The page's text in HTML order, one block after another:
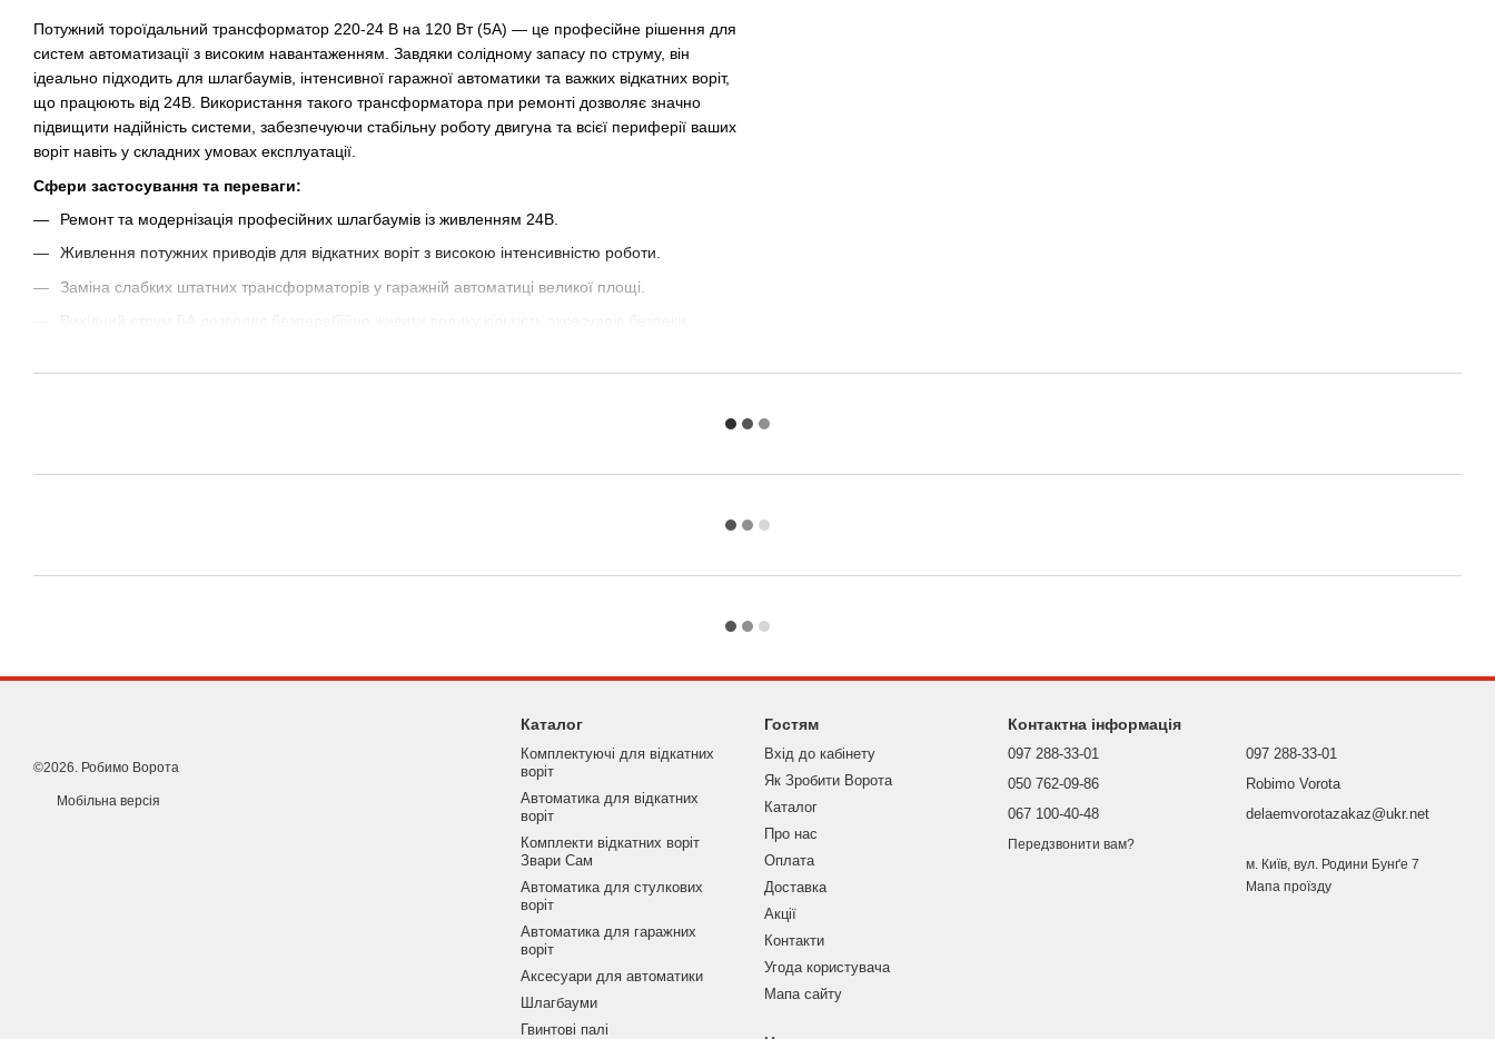
Потужний тороїдальний трансформатор 220-24 В на 120 Вт (5А) — це професійне рішення для
систем автоматизації з високим навантаженням. Завдяки солідному запасу по струму, він
ідеально підходить для шлагбаумів, інтенсивної гаражної автоматики та важких відкатних воріт,
що працюють від 24В. Використання такого трансформатора при ремонті дозволяє значно
підвищити надійність системи, забезпечуючи стабільну роботу двигуна та всієї периферії ваших
воріт навіть у складних умовах експлуатації.
Сфери застосування та переваги:
Ремонт та модернізація професійних шлагбаумів із живленням 24В.
Живлення потужних приводів для відкатних воріт з високою інтенсивністю роботи.
Заміна слабких штатних трансформаторів у гаражній автоматиці великої площі.
©2026. Робимо Ворота
Мобільна версія
Каталог
Комплектуючі для відкатних
воріт
Автоматика для відкатних
воріт
Комплекти відкатних воріт
Звари Сам
Автоматика для стулкових
воріт
Автоматика для гаражних
воріт
Аксесуари для автоматики
Шлагбауми
Гвинтові палі
Гостям
Вхід до кабінету
Як Зробити Ворота
Каталог
Про нас
Оплата
Доставка
Акції
Контакти
Угода користувача
Мапа сайту
Контактна інформація
097 288-33-01
050 762-09-86
067 100-40-48
Передзвонити вам?
097 288-33-01
Robimo Vorota
delaemvorotazakaz@ukr.net
м. Київ, вул. Родини Бунґе 7
Мапа проїзду